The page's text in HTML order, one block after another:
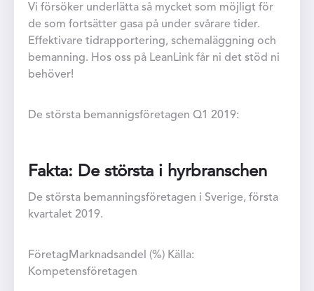
Vi försöker underlätta så mycket som möjligt för
de som fortsätter gasa på under svårare tider.
Effektivare tidrapportering, schemaläggning och
bemanning. Hos oss på LeanLink får ni det stöd ni
behöver!
De största bemannigsföretagen Q1 2019:
Fakta: De största i hyrbranschen
De största bemanningsföretagen i Sverige, första
kvartalet 2019.
FöretagMarknadsandel (%) Källa:
Kompetensföretagen